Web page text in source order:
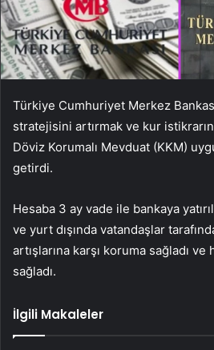
Türkiye Cumhuriyet Merkez
stratejisini artırmak ve kur
Döviz Korumalı Mevduat (KKM)
getirdi.
Hesaba 3 ay vade ile bankaya
ve yurt dışında vatandaşlar
artışlarına karşı koruma sağladı
sağladı.
İlgili Makaleler